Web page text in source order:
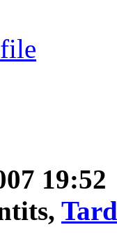
19:52